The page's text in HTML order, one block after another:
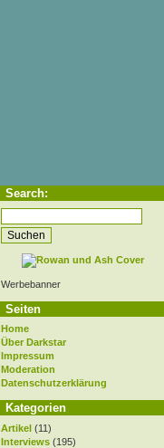
Search:
Werbebanner
Seiten
Home
Über Darkstar
Impressum
Moderation
Datenschutzerklärung
Kategorien
Artikel (11)
Interviews (195)